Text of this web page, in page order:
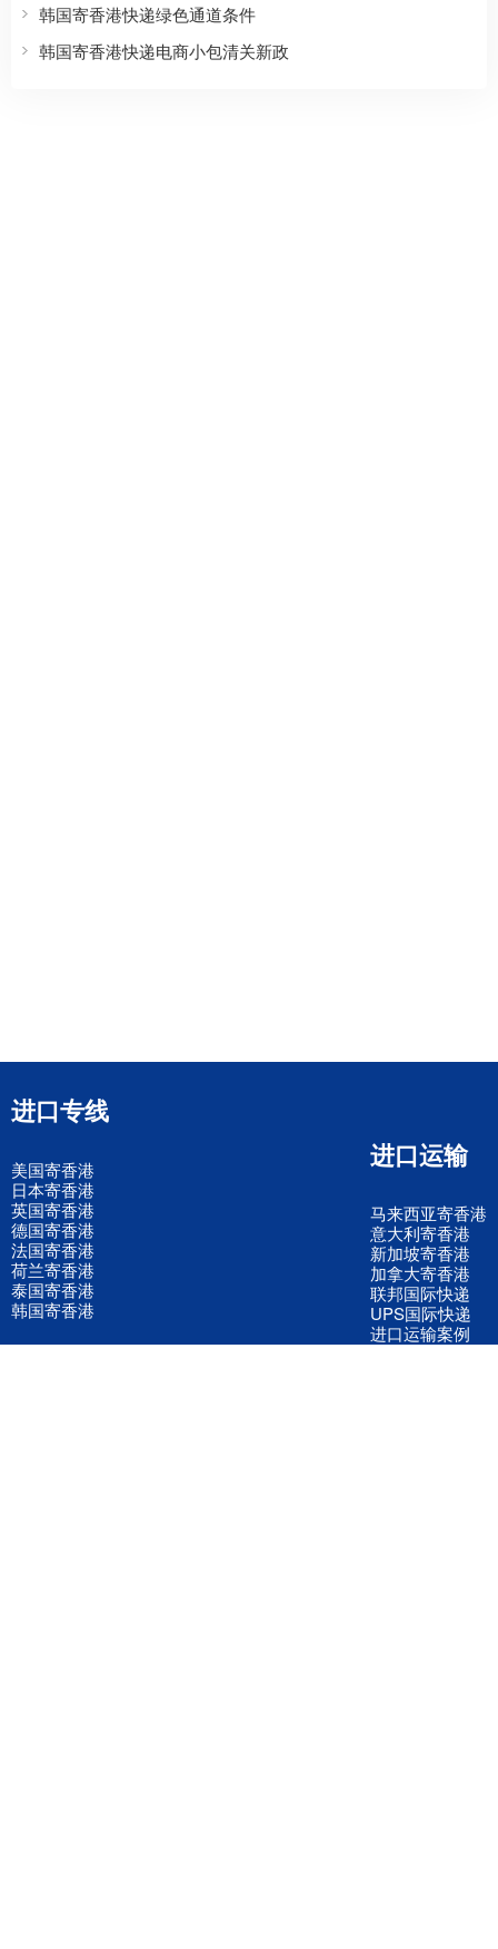
韩国寄香港快递绿色通道条件
韩国寄香港快递电商小包清关新政
进口专线
美国寄香港
日本寄香港
英国寄香港
德国寄香港
法国寄香港
荷兰寄香港
泰国寄香港
韩国寄香港
进口运输
马来西亚寄香港
意大利寄香港
新加坡寄香港
加拿大寄香港
联邦国际快递
UPS国际快递
进口运输案例